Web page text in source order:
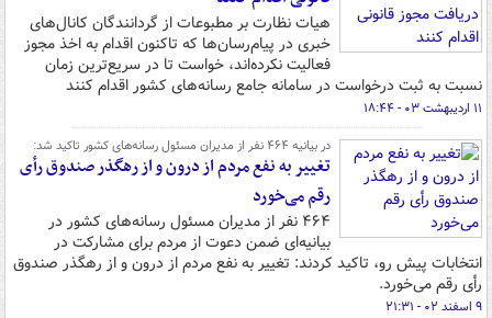
هیات نظارت بر مطبوعات از گردانندگان کانال‌های
خبری در پیام‌رسان‌ها که تاکنون اقدام به اخذ مجوز
فعالیت نکرده‌اند، خواست تا در سریع‌ترین زمان
نسبت به ثبت درخواست در سامانه جامع رسانه‌های کشور اقدام کنند
۱۱ اردیبهشت ۰۳ - ۱۸:۴۴
در بیانیه ۴۶۴ نفر از مدیران مسئول رسانه‌های کشور تاکید شد:
تغییر به نفع مردم از درون و از رهگذر صندوق رأی
رقم می‌خورد
۴۶۴ نفر از مدیران مسئول رسانه‌های کشور در
بیانیه‌ای ضمن دعوت از مردم برای مشارکت در
انتخابات پیش رو، تاکید کردند: تغییر به نفع مردم از درون و از رهگذر صندوق
رأی رقم می‌خورد.
۹ اسفند ۰۲ - ۲۱:۳۱